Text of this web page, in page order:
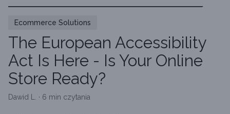
Ecommerce Solutions
The European Accessibility
Act Is Here - Is Your Online
Store Ready?
Dawid L. · 6 min czytania